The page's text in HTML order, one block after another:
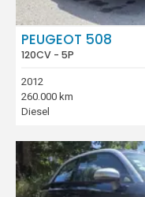
PEUGEOT 508
120CV - 5P
2012
260.000 km
Diesel